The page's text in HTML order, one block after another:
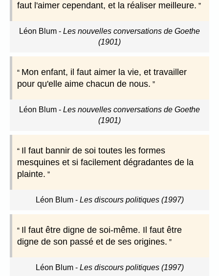
faut l'aimer cependant, et la réaliser meilleure.
Léon Blum - Les nouvelles conversations de Goethe
(1901)
Mon enfant, il faut aimer la vie, et travailler
pour qu'elle aime chacun de nous.
Léon Blum - Les nouvelles conversations de Goethe
(1901)
Il faut bannir de soi toutes les formes
mesquines et si facilement dégradantes de la
plainte.
Léon Blum- Les discours politiques (1997)
Il faut être digne de soi-même. Il faut être
digne de son passé et de ses origines.
Léon Blum- Les discours politiques (1997)